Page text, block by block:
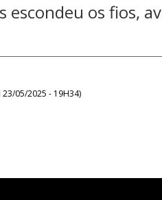
escondeu os fios,
23/05/2025 - 19H34)